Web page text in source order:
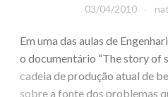
03/04/2010
Em uma das aulas de
o documentário “The story of
cadeia de produção atual de
sobre a fonte dos problemas